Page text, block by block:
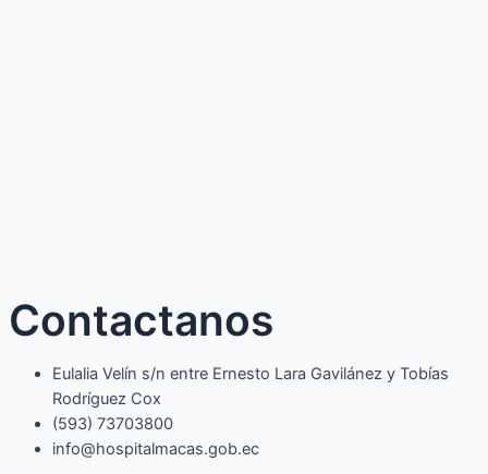
Contactanos
Eulalia Velín s/n entre Ernesto Lara Gavilánez y Tobías
Rodríguez Cox
(593) 73703800​
info@hospitalmacas.gob.ec